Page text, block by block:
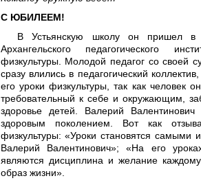
С ЮБИЛЕЕМ!
В Устьянскую школу он пришел в
Архангельского педагогического
физкультуры. Молодой педагог со своей
сразу влились в педагогический
его уроки физкультуры, так как человек
требовательный к себе и окружающим,
здоровье детей. Валерий
здоровым поколением. Вот как
физкультуры: «Уроки становятся самыми
Валерий Валентинович»; «На его
являются дисциплина и желание
образ жизни».